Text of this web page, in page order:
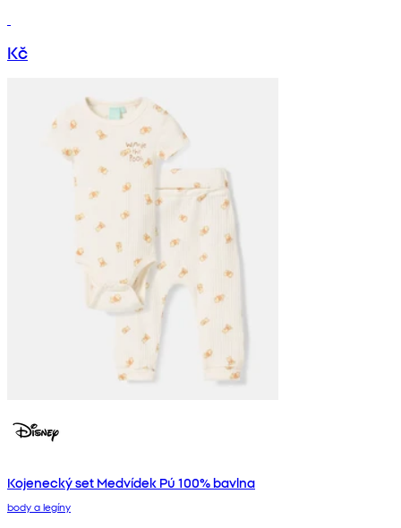
Kč
Kojenecký set Medvídek Pú 100% bavlna
body a legíny